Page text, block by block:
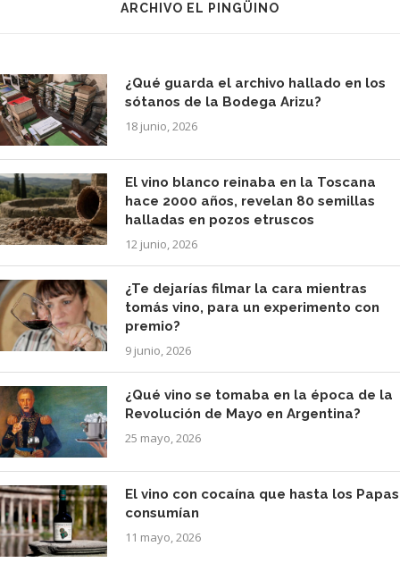
ARCHIVO EL PINGÜINO
¿Qué guarda el archivo hallado en los
sótanos de la Bodega Arizu?
18 junio, 2026
El vino blanco reinaba en la Toscana
hace 2000 años, revelan 80 semillas
halladas en pozos etruscos
12 junio, 2026
¿Te dejarías filmar la cara mientras
tomás vino, para un experimento con
premio?
9 junio, 2026
¿Qué vino se tomaba en la época de la
Revolución de Mayo en Argentina?
25 mayo, 2026
El vino con cocaína que hasta los Papas
consumían
11 mayo, 2026